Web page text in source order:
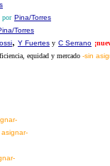
por Pina/Torres
Torres
, Y Fuertes y C Serrano
equidad y mercado -sin
asignar-